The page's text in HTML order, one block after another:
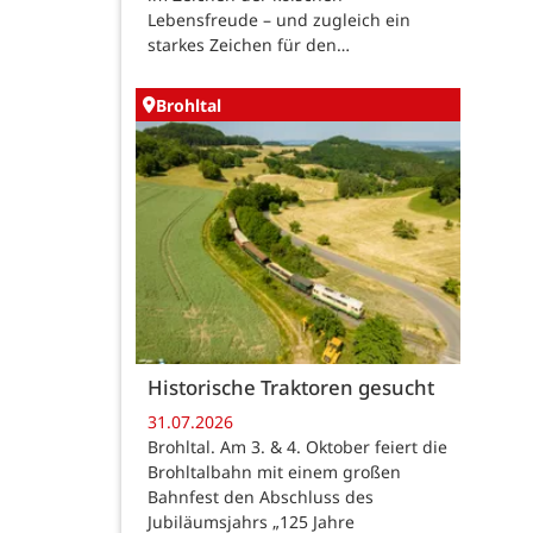
Lebensfreude – und zugleich ein
starkes Zeichen für den…
Brohltal
Historische Traktoren gesucht
31.07.2026
Brohltal. Am 3. & 4. Oktober feiert die
Brohltalbahn mit einem großen
Bahnfest den Abschluss des
Jubiläumsjahrs „125 Jahre